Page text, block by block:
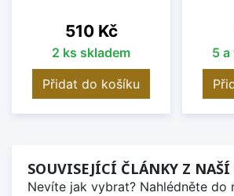
Cena
510 Kč
2 ks skladem
Přidat do košíku
5 a
SOUVISEJÍCÍ ČLÁNKY Z
Nevíte jak vybrat? Nahlédněte do